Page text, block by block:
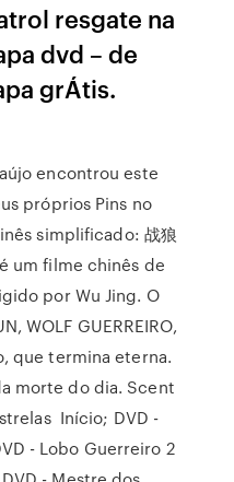
resgate na
dvd – de
grÁtis.
encontrou este
próprios Pins no
simplificado: 战狼
um filme chinês de
por Wu Jing. O
WOLF GUERREIRO,
que termina eterna.
morte do dia. Scent
Início; DVD -
- Lobo Guerreiro 2